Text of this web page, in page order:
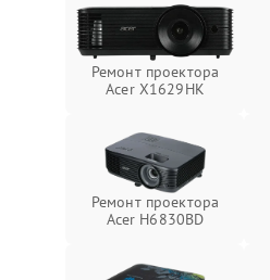
Ремонт проектора
Acer X1629HK
Ремонт проектора
Acer H6830BD